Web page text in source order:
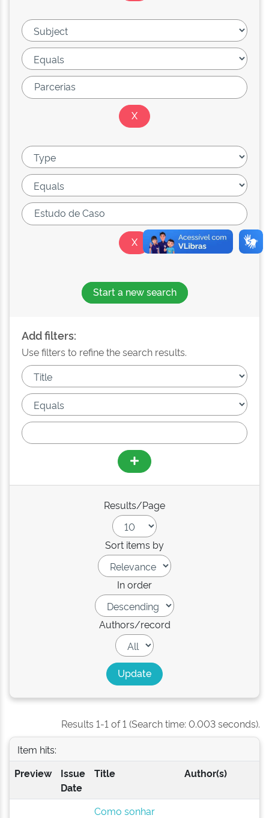
Start a new search
Add filters:
Use filters to refine the search results.
Results/Page
Sort items by
In order
Authors/record
Results 1-1 of 1 (Search time: 0.003 seconds).
Item hits:
Preview
Issue
Date
Title Author(s)
Como sonhar